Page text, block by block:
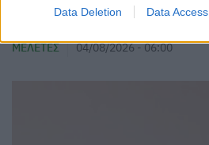
Data Deletion Data Access
ΜΕΛΈΤΕΣ 04/08/2026 - 06:00